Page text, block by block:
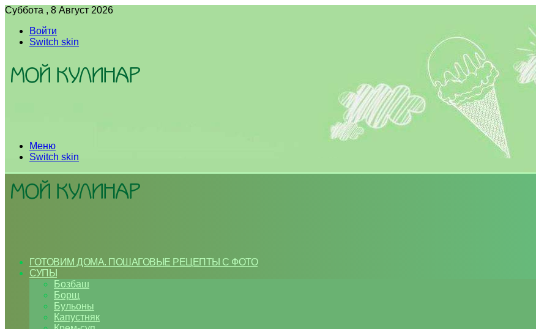
Суббота , 8 Август 2026
Войти
Switch skin
Меню
Switch skin
ГОТОВИМ ДОМА. ПОШАГОВЫЕ РЕЦЕПТЫ С ФОТО
СУПЫ
Бозбаш
Борщ
Бульоны
Капустняк